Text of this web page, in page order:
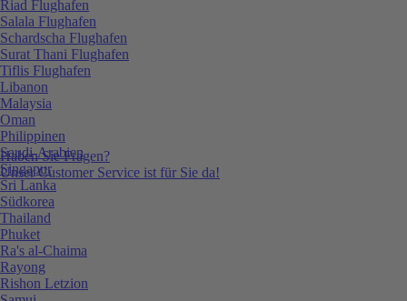
Haben Sie Fragen?
Unser Customer Service ist für Sie da!
Riad Flughafen
Salala Flughafen
Schardscha Flughafen
Surat Thani Flughafen
Tiflis Flughafen
Libanon
Malaysia
Oman
Philippinen
Saudi-Arabien
Singapur
Sri Lanka
Südkorea
Thailand
Phuket
Ra's al-Chaima
Rayong
Rishon Letzion